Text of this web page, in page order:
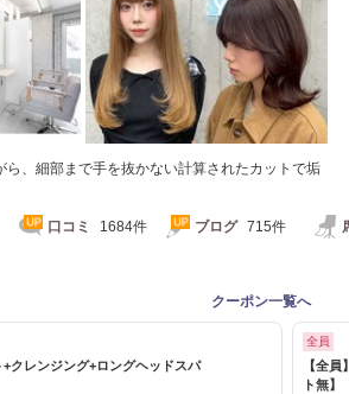
ら、細部まで手を抜かない計算されたカットで垢
口コミ 1684件 ブログ 715件
クーポン一覧へ
+クレンジング+ロングヘッドスパ
全員
【全
ト無】